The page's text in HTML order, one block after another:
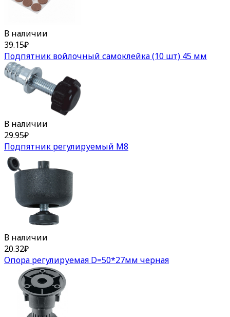
В наличии
39.15₽
Подпятник войлочный самоклейка (10 шт) 45 мм
В наличии
29.95₽
Подпятник регулируемый М8
В наличии
20.32₽
Опора регулируемая D=50*27мм черная